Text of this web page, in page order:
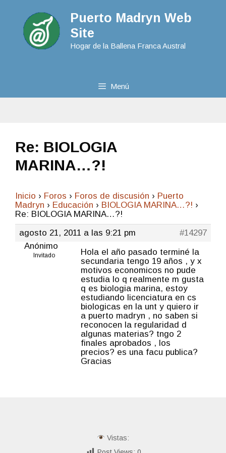
Puerto Madryn Web
Site
Hogar de la Ballena Franca Austral
Menú
Re: BIOLOGIA
MARINA…?!
Inicio › Foros › Foros de discusión › Puerto
Madryn › Educación › BIOLOGIA MARINA…?! ›
Re: BIOLOGIA MARINA…?!
agosto 21, 2011 a las 9:21 pm
#14297
Anónimo
Invitado
Hola el año pasado terminé la
secundaria tengo 19 años , y x
motivos economicos no pude
estudia lo q realmente m gusta
q es biologia marina, estoy
estudiando licenciatura en cs
biologicas en la unt y quiero ir
a puerto madryn , no saben si
reconocen la regularidad d
algunas materias? tngo 2
finales aprobados , los
precios? es una facu publica?
Gracias
Vistas: